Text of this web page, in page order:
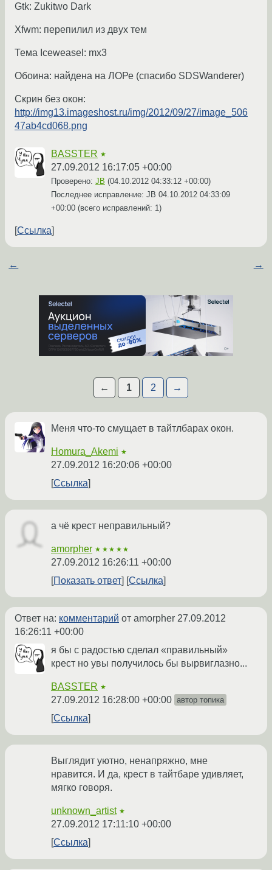
Gtk: Zukitwo Dark
Xfwm: перепилил из двух тем
Тема Iceweasel: mx3
Обоина: найдена на ЛОРе (спасибо SDSWanderer)
Скрин без окон:
http://img13.imageshost.ru/img/2012/09/27/image_506
47ab4cd068.png
BASSTER ★
27.09.2012 16:17:05 +00:00
Проверено: JB (04.10.2012 04:33:12 +00:00)
Последнее исправление: JB 04.10.2012 04:33:09
+00:00 (всего исправлений: 1)
Ссылка
← →
← 1 2 →
Меня что-то смущает в тайтлбарах окон.
Homura_Akemi ★
27.09.2012 16:20:06 +00:00
Ссылка
а чё крест неправильный?
amorpher ★★★★★
27.09.2012 16:26:11 +00:00
Показать ответ
Ссылка
Ответ на: комментарий от amorpher 27.09.2012
16:26:11 +00:00
я бы с радостью сделал «правильный»
крест но увы получилось бы вырвиглазно...
BASSTER ★
27.09.2012 16:28:00 +00:00 автор топика
Ссылка
Выглядит уютно, ненапряжно, мне
нравится. И да, крест в тайтбаре удивляет,
мягко говоря.
unknown_artist ★
27.09.2012 17:11:10 +00:00
Ссылка